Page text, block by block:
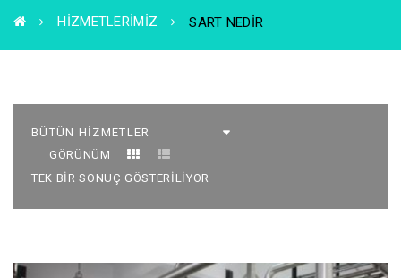
HIZMETLERIMIZ SART NEDIR
GÖRÜNÜM
TEK BIR SONUÇ GÖSTERILIYOR